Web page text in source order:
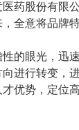
药股份有限
全意将品牌
的眼光，迅
进行转变，
优势，定位